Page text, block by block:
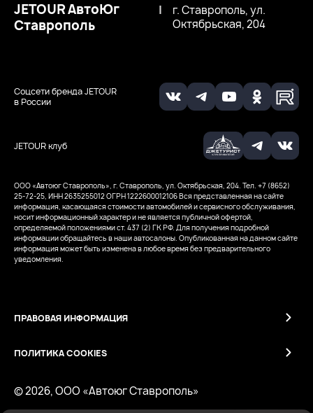
JETOUR клуб
Соцсети бренда JETOUR
в России
JETOUR АвтоЮг
Ставрополь
|
г. Ставрополь, ул.
Октябрьская, 204
ООО «Автоюг Ставрополь», г. Ставрополь, ул. Октябрьская, 204. Тел. +7 (8652)
25-72-25, ИНН 2635255012ОГРН 1222600012106Вся представленная на сайте
информация, касающаяся стоимости автомобилей и сервисного обслуживания,
носит информационный характер и не является публичной офертой,
определяемой положениями ст. 437 (2) ГК РФ. Для получения подробной
информации обращайтесь в наши автосалоны. Опубликованная на данном сайте
информация может быть изменена в любое время без предварительного
уведомления.
© 2026, ООО «Автоюг Ставрополь»
ПРАВОВАЯ ИНФОРМАЦИЯ
ПОЛИТИКА COOKIES